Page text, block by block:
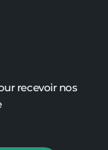
recevoir nos